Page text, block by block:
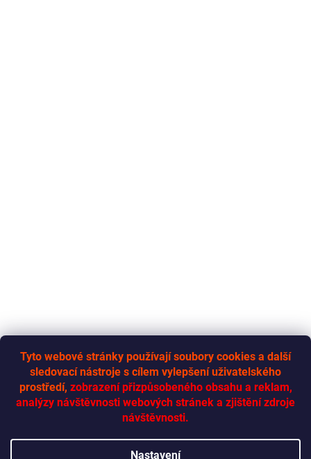
Tyto webové stránky používají soubory cookies a další
sledovací nástroje s cílem vylepšení uživatelského
prostředí, zobrazení přizpůsobeného obsahu a reklam,
analýzy návštěvnosti webových stránek a zjištění zdroje
návštěvnosti.
Nastavení
RYCHLÁ-DODÁVKA.CZ